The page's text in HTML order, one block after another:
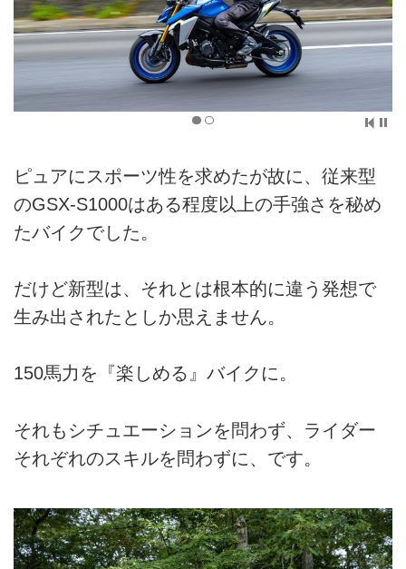
ピュアにスポーツ性を求めたが故に、従来型
のGSX-S1000はある程度以上の手強さを秘め
たバイクでした。
だけど新型は、それとは根本的に違う発想で
生み出されたとしか思えません。
150馬力を『楽しめる』バイクに。
それもシチュエーションを問わず、ライダー
それぞれのスキルを問わずに、です。